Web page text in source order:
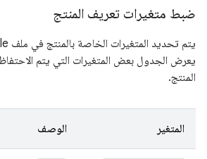
ضبط متغيرات تعريف المنتج
يعرض الجدول بعض المتغيرات التي يتم
المنتج.
المتغير الوصف